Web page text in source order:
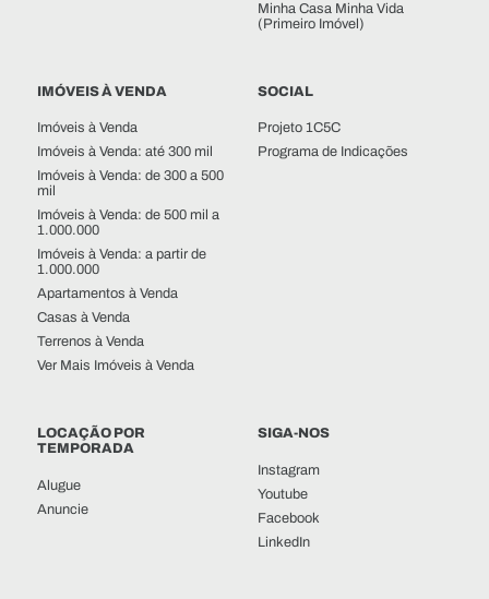
Minha Casa Minha Vida
(Primeiro Imóvel)
IMÓVEIS À VENDA
Imóveis à Venda
Imóveis à Venda: até 300 mil
Imóveis à Venda: de 300 a 500
mil
Imóveis à Venda: de 500 mil a
1.000.000
Imóveis à Venda: a partir de
1.000.000
Apartamentos à Venda
Casas à Venda
Terrenos à Venda
Ver Mais Imóveis à Venda
SOCIAL
Projeto 1C5C
Programa de Indicações
LOCAÇÃO POR
TEMPORADA
Alugue
Anuncie
SIGA-NOS
Instagram
Youtube
Facebook
LinkedIn